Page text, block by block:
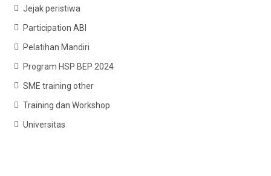
Jejak peristiwa
Participation ABI
Pelatihan Mandiri
Program HSP BEP 2024
SME training other
Training dan Workshop
Universitas